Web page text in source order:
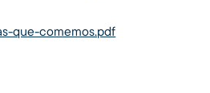
que-comemos.pdf